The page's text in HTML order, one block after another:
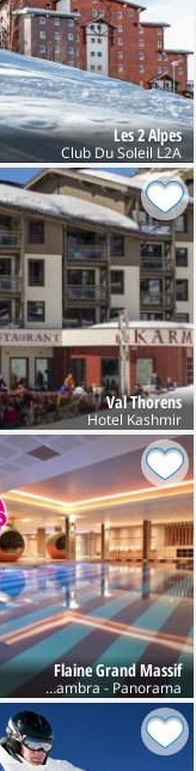
Les 2 Alpes
Club Du Soleil L2A
Val Thorens
Hotel Kashmir
Flaine Grand Massif
Club Belambra - Panorama